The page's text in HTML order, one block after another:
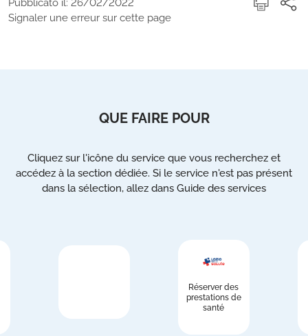
Pubblicato il: 26/02/2022
Signaler une erreur sur cette page
QUE FAIRE POUR
Cliquez sur l'icône du service que vous recherchez et
accédez à la section dédiée. Si le service n'est pas présent
dans la sélection, allez dans Guide des services
Réserver des
prestations de
santé